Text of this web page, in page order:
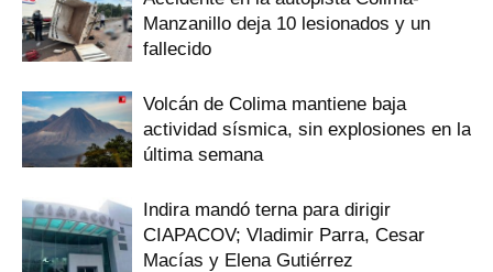
Manzanillo deja 10 lesionados y un
fallecido
Volcán de Colima mantiene baja
actividad sísmica, sin explosiones en la
última semana
Indira mandó terna para dirigir
CIAPACOV; Vladimir Parra, Cesar
Macías y Elena Gutiérrez